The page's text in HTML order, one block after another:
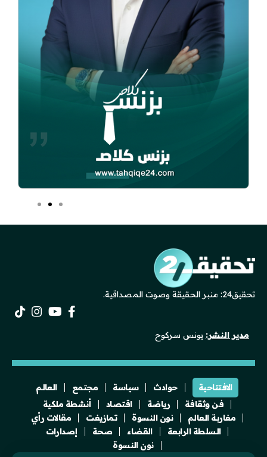
تحقيق24: منبر الحقيقة وصوت المصداقية.
مدير النشر: يونس سركوح
الافتتاحية حوادث سياسة مجتمع
العالم
فن وثقافة
رياضة اقتصاد
أنشطة ملكية
مغاربة العالم
نون النسوة تمازيغت
مقالات رأي
السلطة الرابعة
القضاء صحة
إصدارات
نون النسوة